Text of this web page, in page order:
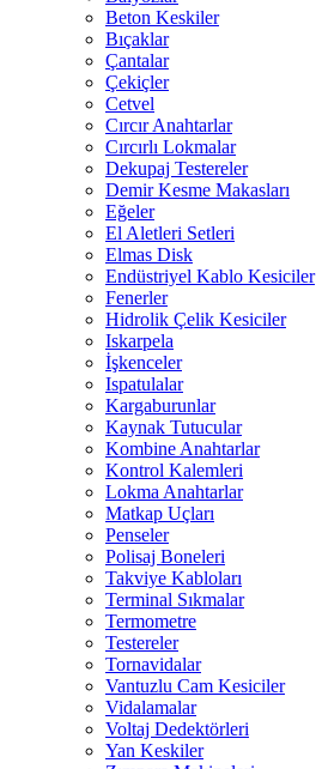
Beton Keskiler
Bıçaklar
Çantalar
Çekiçler
Cetvel
Cırcır Anahtarlar
Cırcırlı Lokmalar
Dekupaj Testereler
Demir Kesme Makasları
Eğeler
El Aletleri Setleri
Elmas Disk
Endüstriyel Kablo Kesiciler
Fenerler
Hidrolik Çelik Kesiciler
Iskarpela
İşkenceler
Ispatulalar
Kargaburunlar
Kaynak Tutucular
Kombine Anahtarlar
Kontrol Kalemleri
Lokma Anahtarlar
Matkap Uçları
Penseler
Polisaj Boneleri
Takviye Kabloları
Terminal Sıkmalar
Termometre
Testereler
Tornavidalar
Vantuzlu Cam Kesiciler
Vidalamalar
Voltaj Dedektörleri
Yan Keskiler